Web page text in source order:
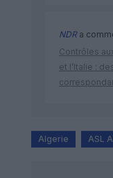
NDRa
Contrôles
et l’Italie :
Algerie ASL